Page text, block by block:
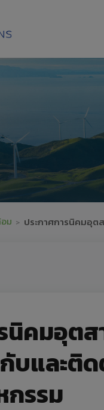
ม > ประกาศการนิคมอุต
นิคมอุตส
บและติด
กรรม